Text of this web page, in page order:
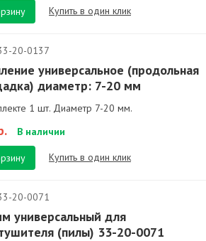
Купить в один клик
20-0137
универсальное (продольная
диаметр: 7-20 мм
1 шт. Диаметр 7-20 мм.
В наличии
Купить в один клик
20-0071
универсальный для
(пилы) 33-20-0071